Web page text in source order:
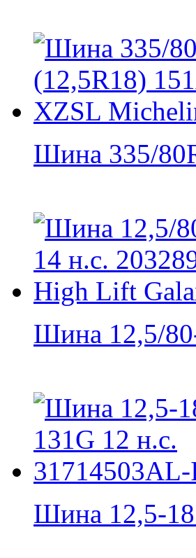
Шина 335/
Шина 12,5/
Шина 12,5-